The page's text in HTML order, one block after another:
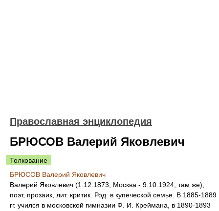
Православная энциклопедия
БРЮСОВ Валерий Яковлевич
Толкование
БРЮСОВ Валерий Яковлевич
Валерий Яковлевич (1.12.1873, Москва - 9.10.1924, там же),
поэт, прозаик, лит. критик. Род. в купеческой семье. В 1885-1889
гг. учился в московской гимназии Ф. И. Креймана, в 1890-1893